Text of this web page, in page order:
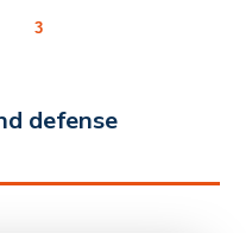
3
defense